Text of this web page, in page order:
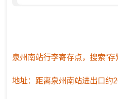
泉州南站行李寄存点，搜索“存
地址：距离泉州南站进出口约